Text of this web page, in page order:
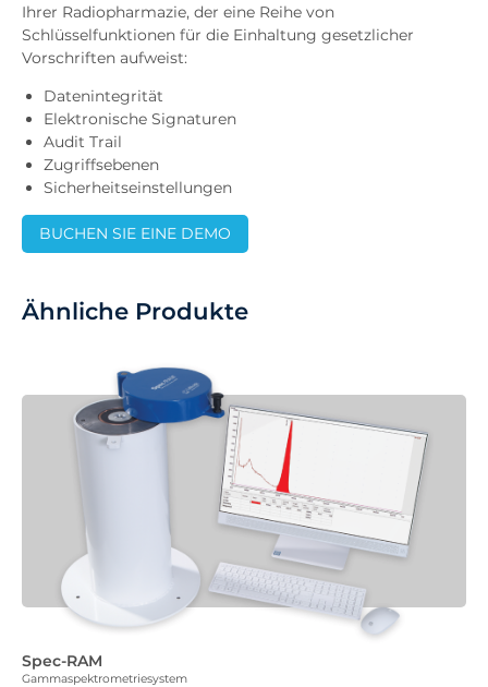
Ihrer Radiopharmazie, der eine Reihe von
Schlüsselfunktionen für die Einhaltung gesetzlicher
Vorschriften aufweist:
Datenintegrität
Elektronische Signaturen
Audit Trail
Zugriffsebenen
Sicherheitseinstellungen
BUCHEN SIE EINE DEMO
Ähnliche Produkte
Spec-RAM
Gammaspektrometriesystem